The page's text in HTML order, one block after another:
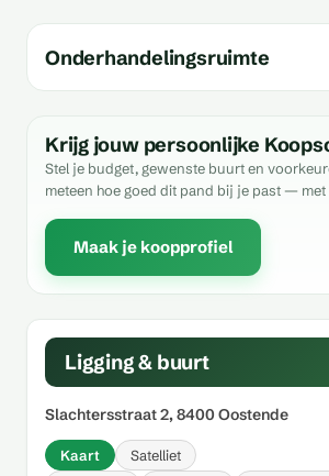
Onderhandelingsruimte
Krijg jouw persoonlijke
Stel je budget, gewenste buurt en
meteen hoe goed dit pand bij je past —
Maak je koopprofiel
Ligging & buurt
Slachtersstraat 2, 8400 Oostende
Kaart
Satelliet